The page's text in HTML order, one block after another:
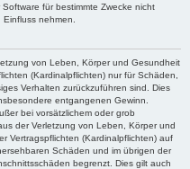
für bestimmte Zwecke nicht
nehmen.
von Leben, Körper und Gesundheit
(Kardinalpflichten) nur für Schäden,
Verhalten zurückzuführen sind. Dies
entgangenen Gewinn.
bei vorsätzlichem oder grob
der Verletzung von Leben, Körper und
Vertragspflichten (Kardinalpflichten) auf
Schäden und im übrigen der
begrenzt. Dies gilt auch